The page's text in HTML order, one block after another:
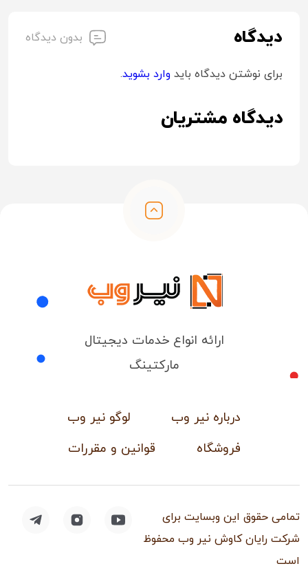
دیدگاه بدون دیدگاه
برای نوشتن دیدگاه باید وارد بشوید.
دیدگاه مشتریان
ارائه انواع خدمات دیجیتال
مارکتینگ
درباره نیر وب
لوگو نیر وب
فروشگاه
قوانین و مقررات
تمامی حقوق این وبسایت برای
شرکت رایان کاوش نیر وب محفوظ
است